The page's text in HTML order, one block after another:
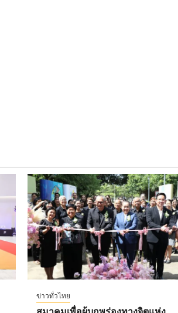
ข่าวทั่วไทย